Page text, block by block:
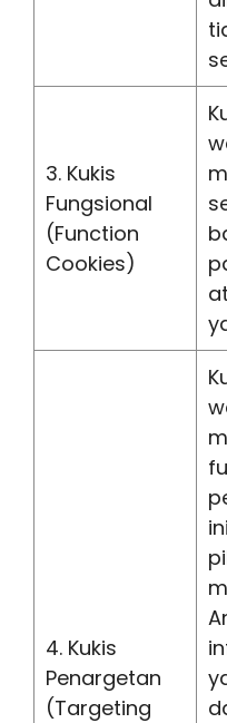
3. Kukis
Fungsional
(Function
Cookies)
4. Kukis
Penargetan
(Targeting